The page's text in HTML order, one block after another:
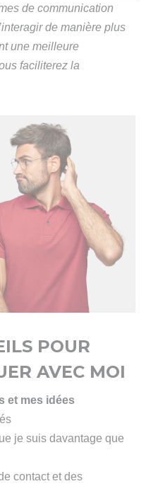
de communication
de manière plus
une meilleure
faciliterez la
POUR
AVEC MOI
et mes idées
je suis davantage que
contact et des